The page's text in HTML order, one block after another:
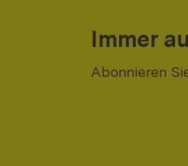
Immer
Abonnieren